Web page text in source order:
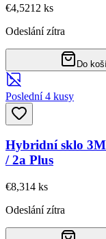
€4,5212 ks
Odeslání zítra
Do
Poslední 4 kusy
Hybridní sklo
/ 2a Plus
€8,314 ks
Odeslání zítra